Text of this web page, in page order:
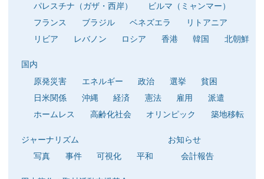
パレスチナ（ガザ・西岸）
ビルマ（ミャンマー）
フランス
ブラジル ベネズエラ
リトアニア
リビア
レバノン ロシア 香港 韓国 北朝鮮
国内
原発災害
エネルギー 政治 選挙
貧困
日米関係
沖縄 経済 憲法 雇用
派遣
ホームレス
高齢化社会 オリンピック 築地移転
ジャーナリズム
写真
事件 可視化 平和
お知らせ
会計報告